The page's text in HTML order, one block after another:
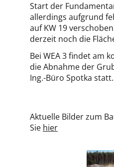
Start der
allerdings aufgrund
auf KW 19
derzeit noch die
Bei WEA 3 findet am
die Abnahme der
Ing.-Büro Spotka statt.
Aktuelle Bilder zum
Sie hier